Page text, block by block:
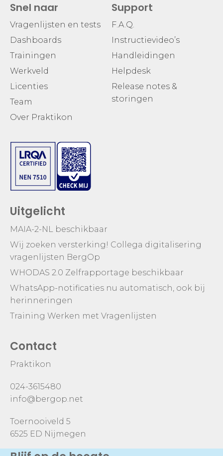
Snel naar
Vragenlijsten en tests
Dashboards
Trainingen
Werkveld
Licenties
Team
Over Praktikon
Support
F.A.Q.
Instructievideo’s
Handleidingen
Helpdesk
Release notes &
storingen
Uitgelicht
MAIA-2-NL beschikbaar
Wij zoeken versterking! Collega digitalisering
vragenlijsten BergOp
WHODAS 2.0 Zelfrapportage beschikbaar
WhatsApp-notificaties nu automatisch, ook bij
herinneringen
Training Werken met Vragenlijsten
Contact
Praktikon
024-3615480
info@bergop.net
Toernooiveld 5
6525 ED Nijmegen